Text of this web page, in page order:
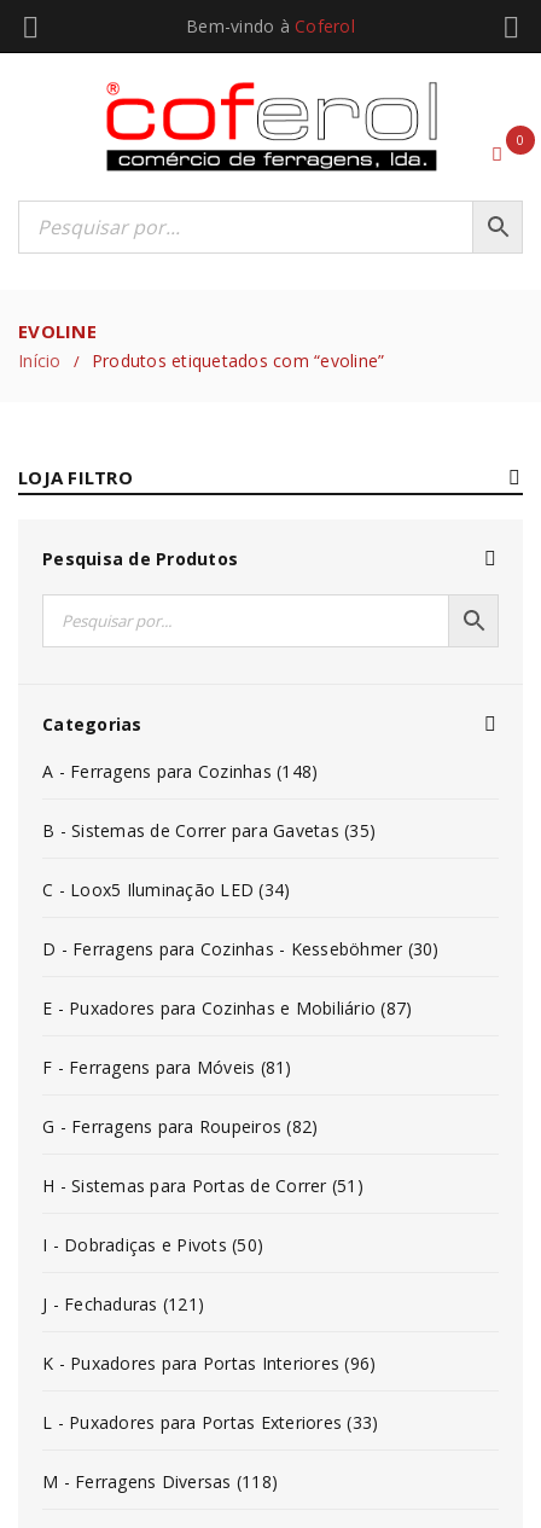
Bem-vindo à Coferol
0
EVOLINE
Início / Produtos etiquetados com “evoline”
LOJA FILTRO
Pesquisa de Produtos
Categorias
A - Ferragens para Cozinhas (148)
B - Sistemas de Correr para Gavetas (35)
C - Loox5 Iluminação LED (34)
D - Ferragens para Cozinhas - Kesseböhmer (30)
E - Puxadores para Cozinhas e Mobiliário (87)
F - Ferragens para Móveis (81)
G - Ferragens para Roupeiros (82)
H - Sistemas para Portas de Correr (51)
I - Dobradiças e Pivots (50)
J - Fechaduras (121)
K - Puxadores para Portas Interiores (96)
L - Puxadores para Portas Exteriores (33)
M - Ferragens Diversas (118)